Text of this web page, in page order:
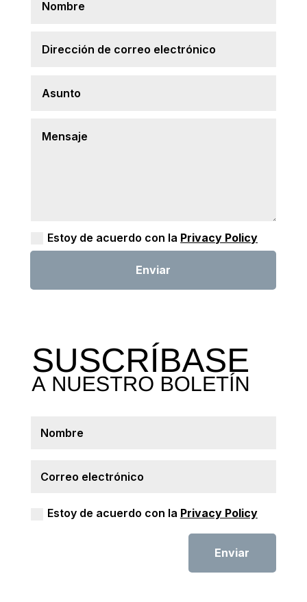
Estoy de acuerdo con la Privacy Policy
Enviar
Estoy de acuerdo con la Privacy Policy
Enviar